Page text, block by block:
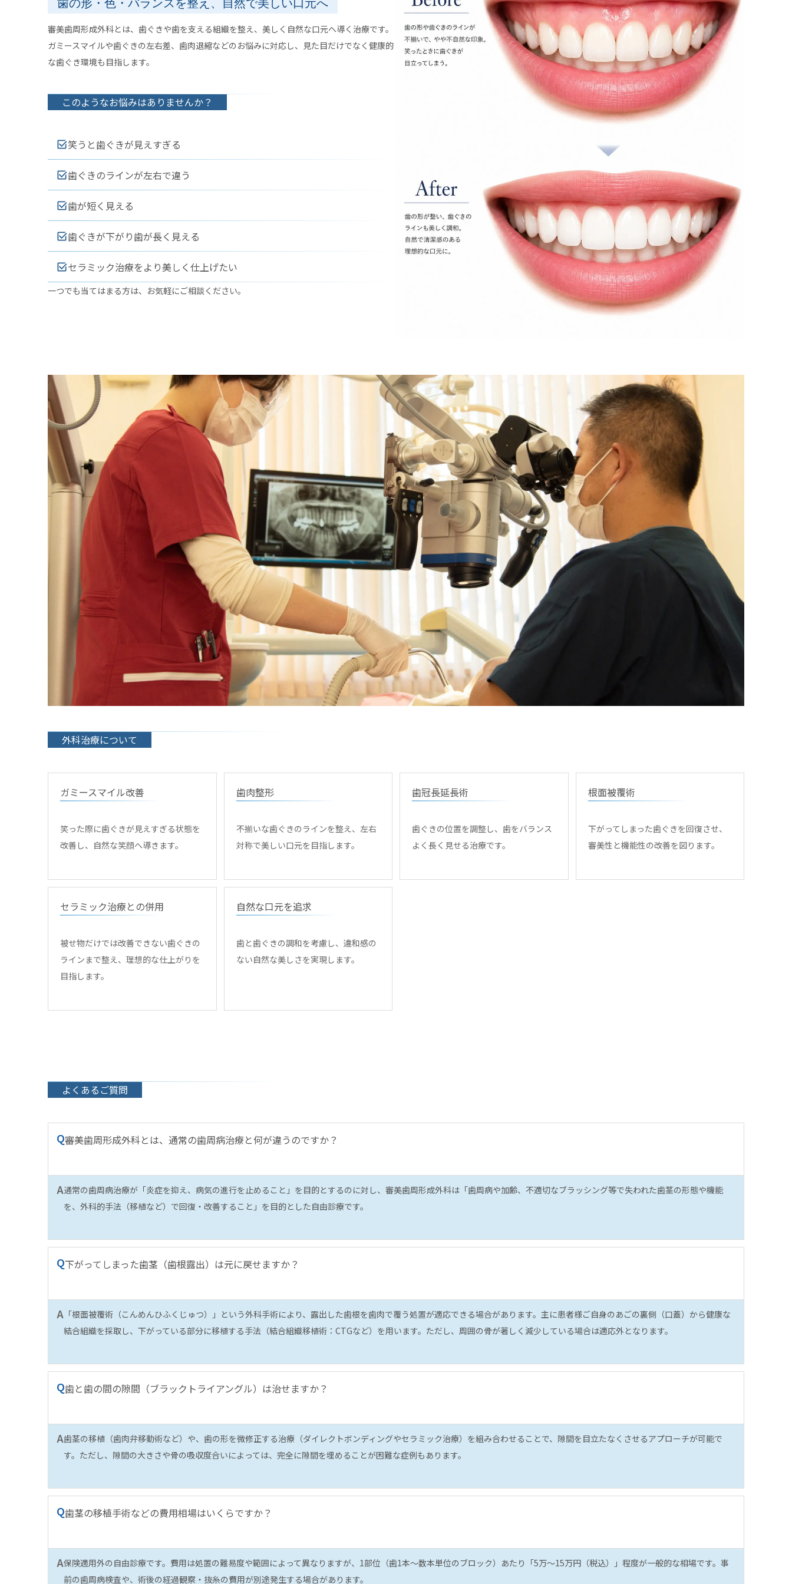
歯の形・色・バランスを整え、自然で美しい口元へ
審美歯周形成外科とは、歯ぐきや歯を支える組織を整え、美しく自然な口元へ導く治療です。
ガミースマイルや歯ぐきの左右差、歯肉退縮などのお悩みに対応し、見た目だけでなく健康的
な歯ぐき環境も目指します。
このようなお悩みはありませんか？
笑うと歯ぐきが見えすぎる
歯ぐきのラインが左右で違う
歯が短く見える
歯ぐきが下がり歯が長く見える
セラミック治療をより美しく仕上げたい
一つでも当てはまる方は、お気軽にご相談ください。
外科治療について
ガミースマイル改善
笑った際に歯ぐきが見えすぎる状態を
改善し、自然な笑顔へ導きます。
歯肉整形
不揃いな歯ぐきのラインを整え、左右
対称で美しい口元を目指します。
歯冠長延長術
歯ぐきの位置を調整し、歯をバランス
よく長く見せる治療です。
根面被覆術
下がってしまった歯ぐきを回復させ、
審美性と機能性の改善を図ります。
セラミック治療との併用
被せ物だけでは改善できない歯ぐきの
ラインまで整え、理想的な仕上がりを
目指します。
自然な口元を追求
歯と歯ぐきの調和を考慮し、違和感の
ない自然な美しさを実現します。
よくあるご質問
Q審美歯周形成外科とは、通常の歯周病治療と何が違うのですか？
A通常の歯周病治療が「炎症を抑え、病気の進行を止めること」を目的とするのに対し、審美歯周形成外科は「歯周病や加齢、不適切なブラッシング等で失われた歯茎の形態や機能
を、外科的手法（移植など）で回復・改善すること」を目的とした自由診療です。
Q下がってしまった歯茎（歯根露出）は元に戻せますか？
A 「根面被覆術（こんめんひふくじゅつ）」という外科手術により、露出した歯根を歯肉で覆う処置が適応できる場合があります。主に患者様ご自身のあごの裏側（口蓋）から健康な
結合組織を採取し、下がっている部分に移植する手法（結合組織移植術：CTGなど）を用います。ただし、周囲の骨が著しく減少している場合は適応外となります。
Q歯と歯の間の隙間（ブラックトライアングル）は治せますか？
A歯茎の移植（歯肉弁移動術など）や、歯の形を微修正する治療（ダイレクトボンディングやセラミック治療）を組み合わせることで、隙間を目立たなくさせるアプローチが可能で
す。ただし、隙間の大きさや骨の吸収度合いによっては、完全に隙間を埋めることが困難な症例もあります。
Q歯茎の移植手術などの費用相場はいくらですか？
A保険適用外の自由診療です。費用は処置の難易度や範囲によって異なりますが、1部位（歯1本〜数本単位のブロック）あたり「5万〜15万円（税込）」程度が一般的な相場です。事
前の歯周病検査や、術後の経過観察・抜糸の費用が別途発生する場合があります。